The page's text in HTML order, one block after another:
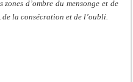
d’ombre du mensonge et de
la consécration et de l’oubli.